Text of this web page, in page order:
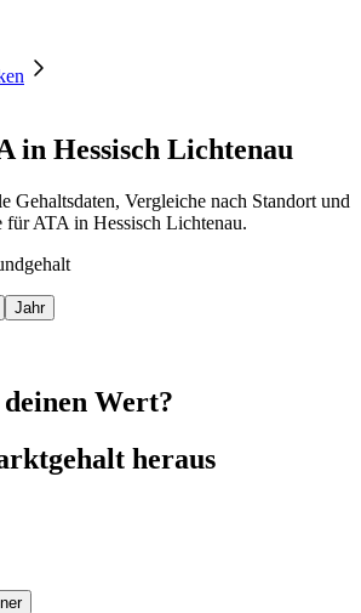
in Hessisch Lichtenau
Gehaltsdaten, Vergleiche nach Standort und
für ATA in Hessisch Lichtenau.
Jahr
Wert?
heraus